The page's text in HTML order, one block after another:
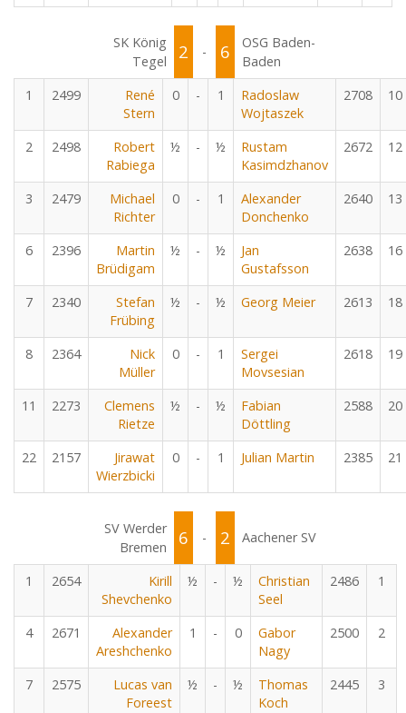
SK König
Tegel
2 - 6
OSG Baden-
Baden
1
2499
René
Stern
0 - 1
Radoslaw
Wojtaszek
2708 10
2 2498
Robert
Rabiega
½ - ½
Rustam
Kasimdzhanov
2672 12
3 2479
Michael
Richter
0 - 1
Alexander
Donchenko
2640 13
6 2396
Martin
Brüdigam
½ - ½
Jan
Gustafsson
2638 16
7 2340
Stefan
Frübing
½ - ½ Georg Meier 2613 18
8 2364
Nick
Müller
0 - 1
Sergei
Movsesian
2618 19
11 2273
Clemens
Rietze
½ - ½
Fabian
Döttling
2588 20
22 2157
Jirawat
Wierzbicki
0 - 1 Julian Martin 2385 21
SV Werder
Bremen
6 - 2 Aachener SV
1 2654
Kirill
Shevchenko
½ - ½
Christian
Seel
2486 1
4 2671
Alexander
Areshchenko
1 - 0
Gabor
Nagy
2500 2
7 2575
Lucas van
Foreest
½ - ½
Thomas
Koch
2445 3